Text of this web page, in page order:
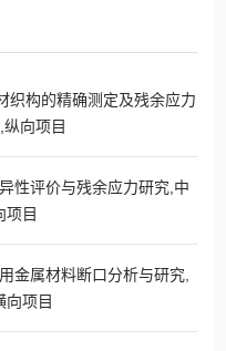
织构的精确测定及残余应力
向项目
性评价与残余应力研究,中
项目
金属材料断口分析与研究,
向项目